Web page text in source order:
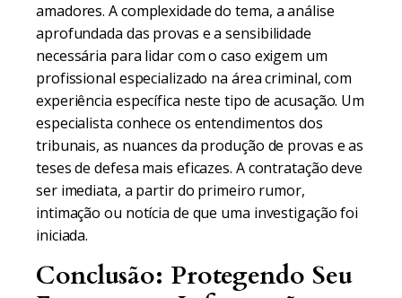
amadores. A complexidade do tema, a análise
aprofundada das provas e a sensibilidade
necessária para lidar com o caso exigem um
profissional especializado na área criminal, com
experiência específica neste tipo de acusação. Um
especialista conhece os entendimentos dos
tribunais, as nuances da produção de provas e as
teses de defesa mais eficazes. A contratação deve
ser imediata, a partir do primeiro rumor,
intimação ou notícia de que uma investigação foi
iniciada.
Conclusão: Protegendo Seu